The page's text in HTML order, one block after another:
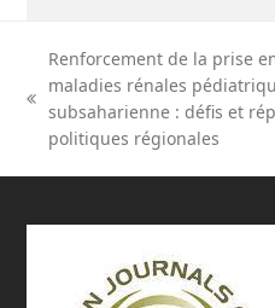
previous
post:
Renforcement de la prise
maladies rénales
subsaharienne : défis et
politiques régionales